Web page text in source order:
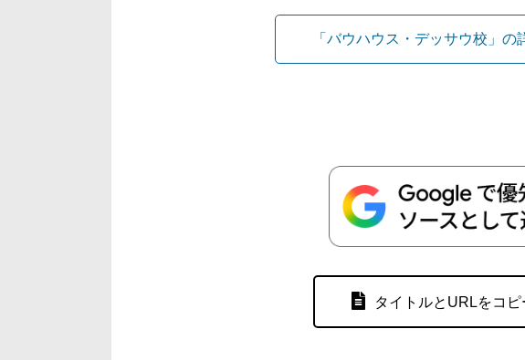
「バウハウス・デッサウ校」の
タイトルとURLをコピ